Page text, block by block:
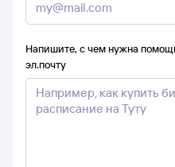
Напишите, с чем нужна
эл.почту